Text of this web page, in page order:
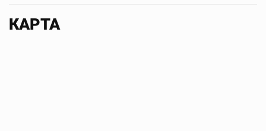
КАРТА